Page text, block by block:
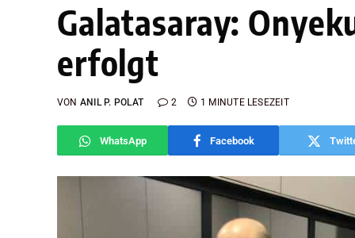
Galatasaray:
erfolgt
VON ANIL P. POLAT 2 1 MINUTE LESEZEIT
WhatsApp Facebook